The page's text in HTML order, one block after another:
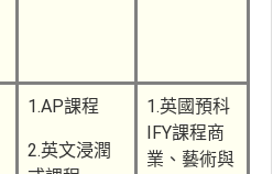
1.AP課程
2.英文浸潤
1.英國預科
IFY課程商
業、藝術與